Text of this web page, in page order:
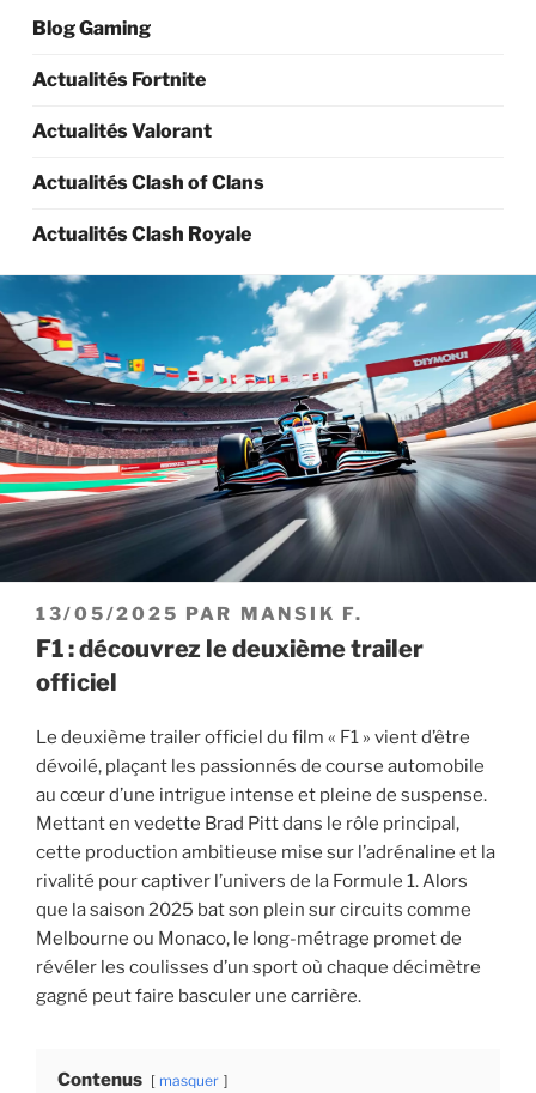
Blog Gaming
Actualités Fortnite
Actualités Valorant
Actualités Clash of Clans
Actualités Clash Royale
PUBLIÉ
LE
13/05/2025 PAR MANSIK F.
F1 : découvrez le deuxième trailer
officiel
Le deuxième trailer officiel du film « F1 » vient d’être
dévoilé, plaçant les passionnés de course automobile
au cœur d’une intrigue intense et pleine de suspense.
Mettant en vedette Brad Pitt dans le rôle principal,
cette production ambitieuse mise sur l’adrénaline et la
rivalité pour captiver l’univers de la Formule 1. Alors
que la saison 2025 bat son plein sur circuits comme
Melbourne ou Monaco, le long-métrage promet de
révéler les coulisses d’un sport où chaque décimètre
gagné peut faire basculer une carrière.
Contenus masquer